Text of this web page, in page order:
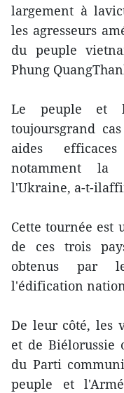
largement à
les agresseurs
du peuple
Phung
Le peuple et
toujoursgrand
aides
notamment la
l'Ukraine, a-t-
Cette tournée est
de ces trois
obtenus par
l'édification
De leur côté, les
et de Biélorussie
du Parti
peuple et